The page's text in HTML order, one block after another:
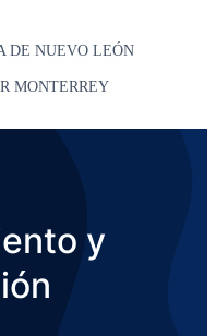
DE NUEVO LEÓN
MONTERREY
y